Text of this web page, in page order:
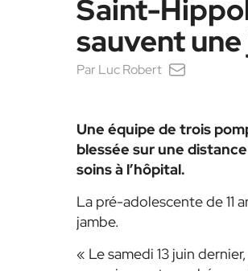
Saint-
sauvent
Par Luc Robert
Une équipe de trois
blessée sur une
soins à l’hôpital.
La pré-adolescente de 11
jambe.
« Le samedi 13 juin